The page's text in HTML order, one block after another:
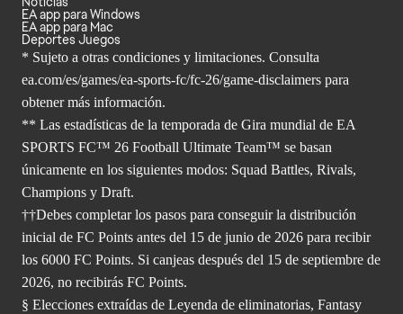
Compras dentro del juego (Incluye artículos aleatorios)
Inicio
Comprar
Noticias
EA app para Windows
EA app para Mac
Deportes Juegos
* Sujeto a otras condiciones y limitaciones. Consulta
ea.com/es/games/ea-sports-fc/fc-26/game-disclaimers para
obtenermás información.
** Las estadísticas de la temporada de Gira mundial de EA
SPORTS FC™ 26 Football Ultimate Team™ se basan
únicamente en los siguientes modos: Squad Battles, Rivals,
Champions y Draft.
††Debes completar los pasos para conseguir la distribución
inicial de FC Points antes del 15 de junio de 2026 para recibir
los 6000 FC Points. Si canjeas después del 15 de septiembre de